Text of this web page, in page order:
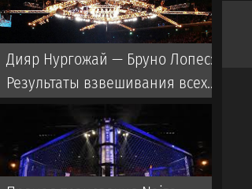
Дияр Нургожай — Бруно Лопес:
Результаты взвешивания всех